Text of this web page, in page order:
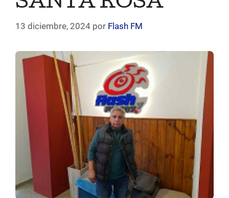
13 diciembre, 2024 por Flash FM